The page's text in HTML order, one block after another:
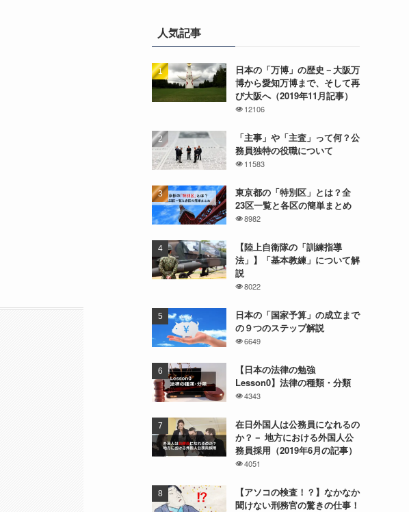
人気記事
日本の「万博」の歴史－大阪万
博から愛知万博まで、そして再
び大阪へ（2019年11月記事）
12106
「主事」や「主査」って何？公
務員独特の役職について
11583
東京都の「特別区」とは？全
23区一覧と各区の簡単まとめ
8982
【陸上自衛隊の「訓練指導
法」】「基本教練」について解
説
8022
日本の「国家予算」の成立まで
の９つのステップ解説
6649
【日本の法律の勉強
Lesson0】法律の種類・分類
4343
在日外国人は公務員になれるの
か？－ 地方における外国人公
務員採用（2019年6月の記事）
4051
【アソコの検査！？】なかなか
聞けない刑務官の驚きの仕事！